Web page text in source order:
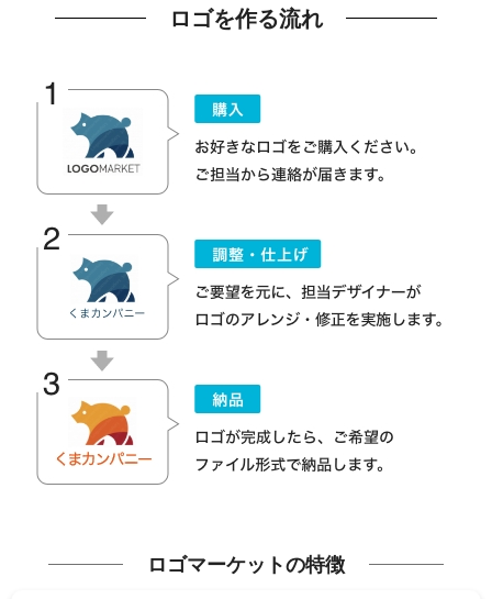
ロゴを作る流れ
ロゴマーケットの特徴